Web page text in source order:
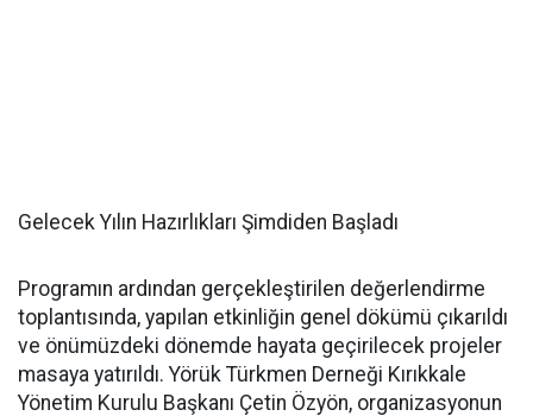
Gelecek Yılın Hazırlıkları Şimdiden Başladı
Programın ardından gerçekleştirilen değerlendirme
toplantısında, yapılan etkinliğin genel dökümü çıkarıldı
ve önümüzdeki dönemde hayata geçirilecek projeler
masaya yatırıldı. Yörük Türkmen Derneği Kırıkkale
Yönetim Kurulu Başkanı Çetin Özyön, organizasyonun